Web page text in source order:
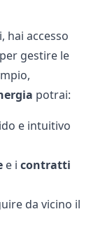
hai accesso
gestire le
potrai:
e intuitivo
e i contratti
da vicino il